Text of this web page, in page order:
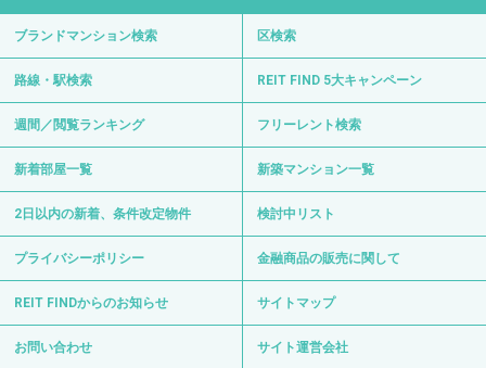
ブランドマンション検索 区検索
路線・駅検索 REIT FIND 5大キャンペーン
週間／閲覧ランキング フリーレント検索
新着部屋一覧 新築マンション一覧
2日以内の新着、条件改定物件 検討中リスト
プライバシーポリシー 金融商品の販売に関して
REIT FINDからのお知らせ サイトマップ
お問い合わせ サイト運営会社